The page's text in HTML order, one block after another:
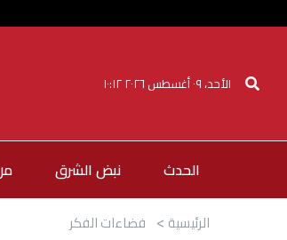
الأحد، ٠٩ أغسطس ٢٠٢٦ ١٠:١٢
الحدث نبض الشرق
الرئيسية فضاءات الفكر